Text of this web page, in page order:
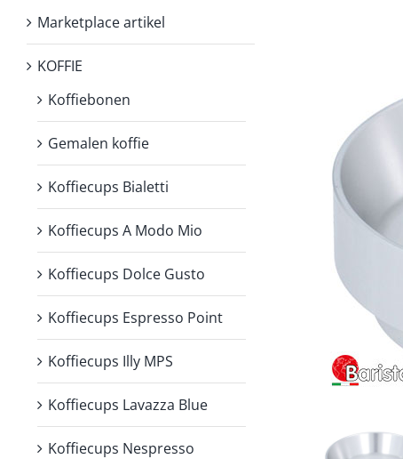
Marketplace artikel
KOFFIE
Koffiebonen
Gemalen koffie
Koffiecups Bialetti
Koffiecups A Modo Mio
Koffiecups Dolce Gusto
Koffiecups Espresso Point
Koffiecups Illy MPS
Koffiecups Lavazza Blue
Koffiecups Nespresso